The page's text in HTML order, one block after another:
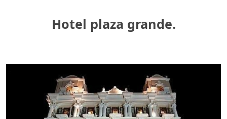
Hotel plaza grande.